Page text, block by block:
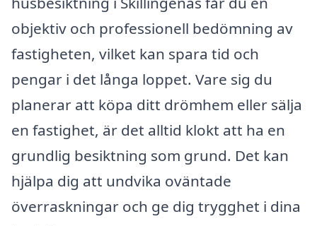
objektiv och professionell bedömning av
fastigheten, vilket kan spara tid och
pengar i det långa loppet. Vare sig du
planerar att köpa ditt drömhem eller sälja
en fastighet, är det alltid klokt att ha en
grundlig besiktning som grund. Det kan
hjälpa dig att undvika oväntade
överraskningar och ge dig trygghet i dina